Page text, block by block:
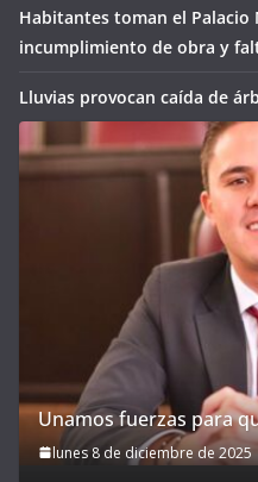
Habitantes toman el
incumplimiento de obra y
Lluvias provocan caída de
Unamos fuerzas para
lunes 8 de diciembre de 2025